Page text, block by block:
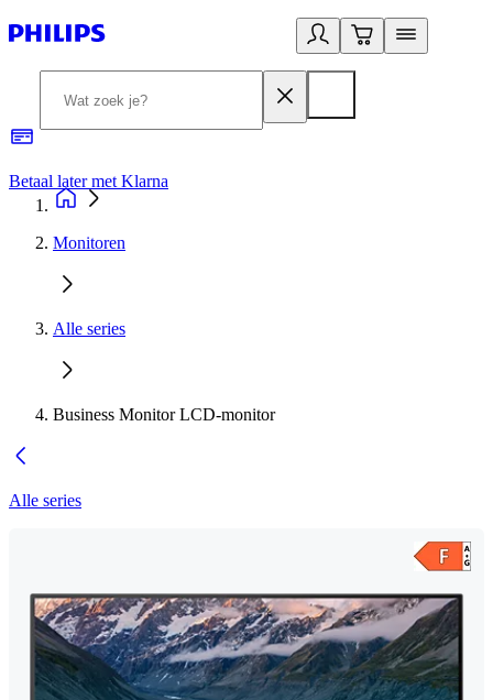
Betaal later met Klarna
Monitoren
Alle series
Business Monitor LCD-monitor
Alle series